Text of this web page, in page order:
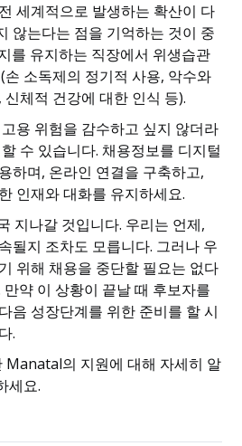
세계적으로 발생하는 확산이 다
않는다는 점을 기억하는 것이 중
를 유지하는 직장에서 위생습관
소독제의 정기적 사용, 악수와
체적 건강에 대한 인식 등).
용 위험을 감수하고 싶지 않더라
수 있습니다. 채용정보를 디지털
하며, 온라인 연결을 구축하고,
인재와 대화를 유지하세요.
지나갈 것입니다. 우리는 언제,
될지 조차도 모릅니다. 그러나 우
위해 채용을 중단할 필요는 없다
약 이 상황이 끝날 때 후보자를
음 성장단계를 위한 준비를 할 시
.
Manatal의 지원에 대해 자세히 알
세요.